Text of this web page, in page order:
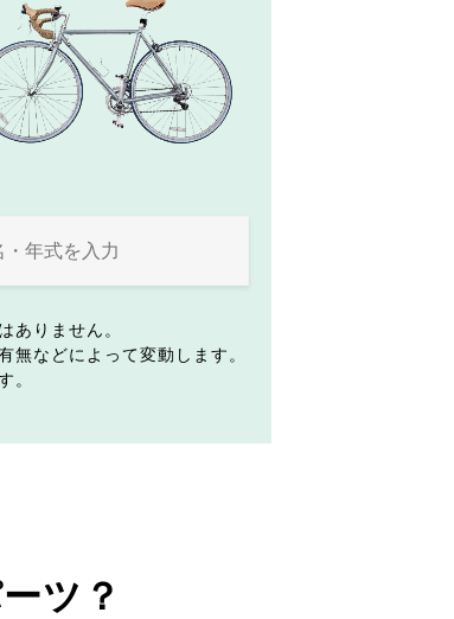
ありません。
無などによって変動します。
。
ツ？